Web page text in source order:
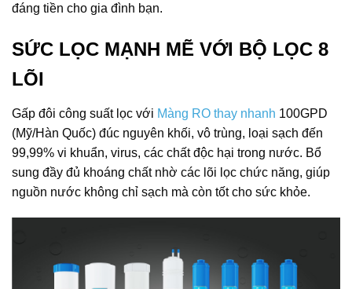
đáng tiền cho gia đình bạn.
SỨC LỌC MẠNH MẼ VỚI BỘ LỌC 8
LÕI
Gấp đôi công suất lọc với Màng RO thay nhanh 100GPD
(Mỹ/Hàn Quốc) đúc nguyên khối, vô trùng, loại sạch đến
99,99% vi khuẩn, virus, các chất độc hại trong nước. Bổ
sung đầy đủ khoáng chất nhờ các lõi lọc chức năng, giúp
nguồn nước không chỉ sạch mà còn tốt cho sức khỏe.